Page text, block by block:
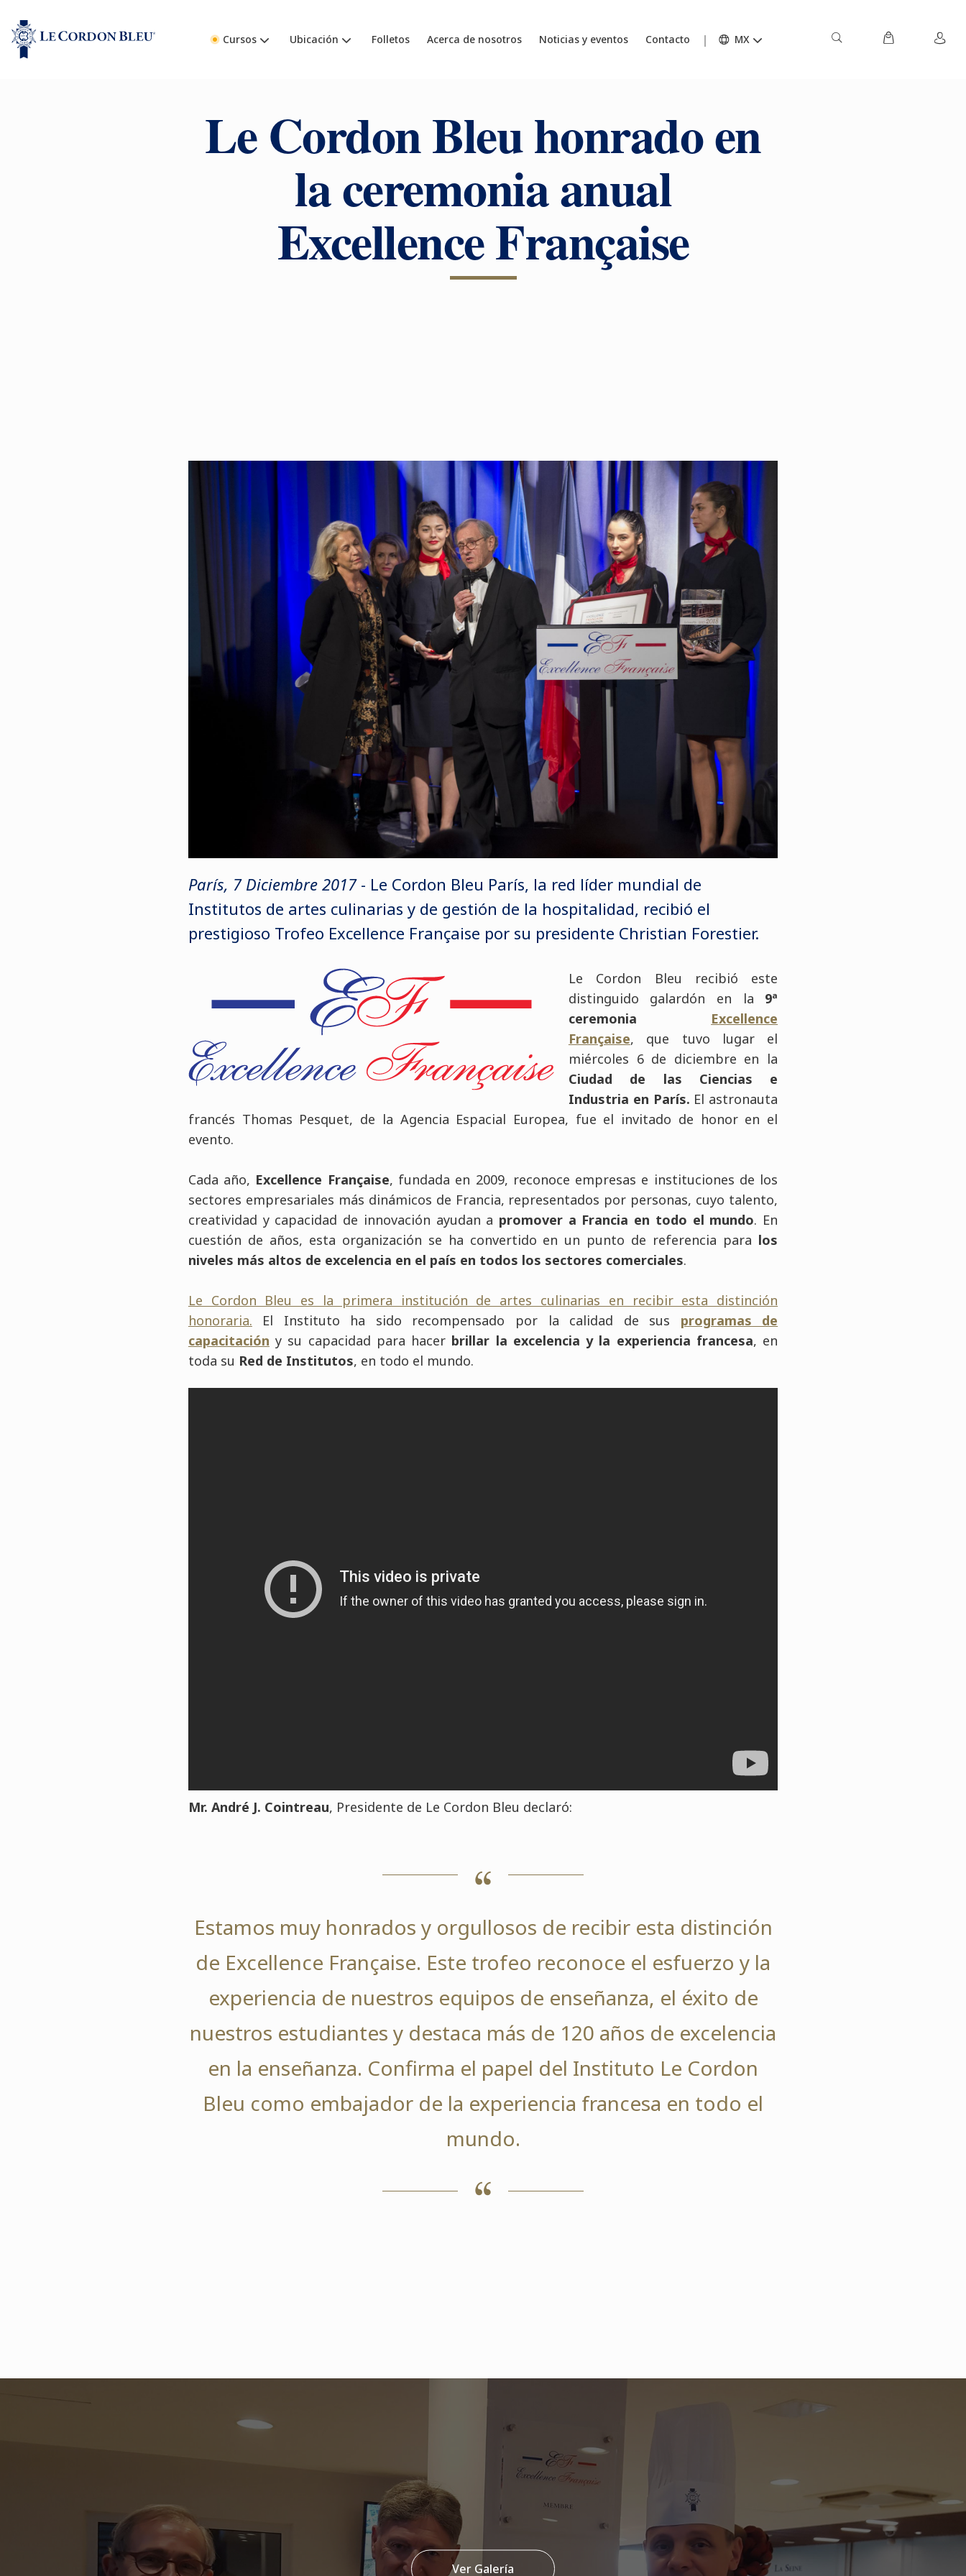
Cursos Ubicación Folletos Acerca de nosotros Noticias y eventos Contacto MX
Le Cordon Bleu honrado en
la ceremonia anual
Excellence Française
París, 7 Diciembre 2017- Le Cordon Bleu París, la red líder mundial de
Institutos de artes culinarias y de gestión de la hospitalidad, recibió el
prestigioso Trofeo Excellence Française por su presidente Christian Forestier.
Le Cordon Bleu recibió este
distinguido galardón en la 9ª
ceremonia
Excellence
Française, que tuvo lugar el
miércoles 6 de diciembre en la
Ciudad de las Ciencias e
Industria en París. El astronauta
francés Thomas Pesquet, de la Agencia Espacial Europea, fue el invitado de honor en el
evento.
Cada año, Excellence Française, fundada en 2009, reconoce empresas e instituciones de los
sectores empresariales más dinámicos de Francia, representados por personas, cuyo talento,
creatividad y capacidad de innovación ayudan a promover a Francia en todo el mundo. En
cuestión de años, esta organización se ha convertido en un punto de referencia para los
niveles más altos de excelencia en el país en todos los sectores comerciales.
Le Cordon Bleu es la primera institución de artes culinarias en recibir esta distinción
honoraria. El Instituto ha sido recompensado por la calidad de sus
programas de
capacitación y su capacidad para hacer brillar la excelencia y la experiencia francesa, en
toda su Red de Institutos, en todo el mundo.
Mr. André J. Cointreau, Presidente de Le Cordon Bleu declaró:
Estamos muy honrados y orgullosos de recibir esta distinción
de Excellence Française. Este trofeo reconoce el esfuerzo y la
experiencia de nuestros equipos de enseñanza, el éxito de
nuestros estudiantes y destaca más de 120 años de excelencia
en la enseñanza. Confirma el papel del Instituto Le Cordon
Bleu como embajador de la experiencia francesa en todo el
mundo.
Ver Galería